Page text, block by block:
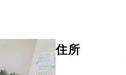
住所